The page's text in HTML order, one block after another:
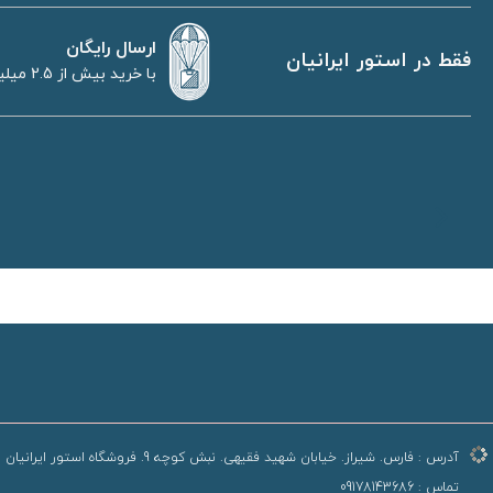
فقط در استور ایرانیان ارسال رایگان
با خرید بیش از 2.5 میلیون تومان
آدرس : فارس. شیراز. خیابان شهید فقیهی. نبش کوچه 9. فروشگاه استور ایرانیان
تماس : 09178143686